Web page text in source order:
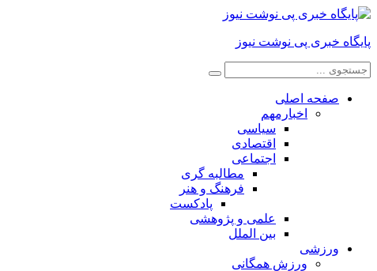
پایگاه خبری پی نوشت نیوز
صفحه اصلی
اخبارمهم
سیاسی
اقتصادی
اجتماعی
مطالبه گری
فرهنگ و هنر
پادکست
علمی و پژوهشی
بین الملل
ورزشی
ورزش همگانی